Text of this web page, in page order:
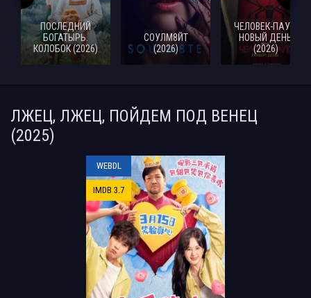
ПОСЛЕДНИЙ
БОГАТЫРЬ.
КОЛОБОК (2026)
СОУЛМ8ЙТ
(2026)
ЧЕЛОВЕК-ПАУК:
НОВЫЙ ДЕНЬ
(2026)
ЛЖЕЦ, ЛЖЕЦ, ПОЙДЕМ ПОД ВЕНЕЦ
(2025)
WEBDL
IMDB 3.7